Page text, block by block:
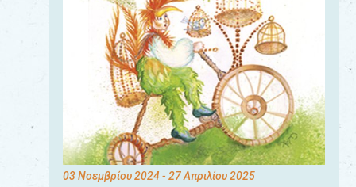
03 Νοεμβρίου 2024- 27 Απριλίου 2025